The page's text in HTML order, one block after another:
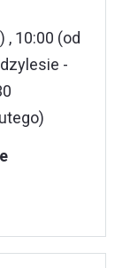
, 10:00 (od
-